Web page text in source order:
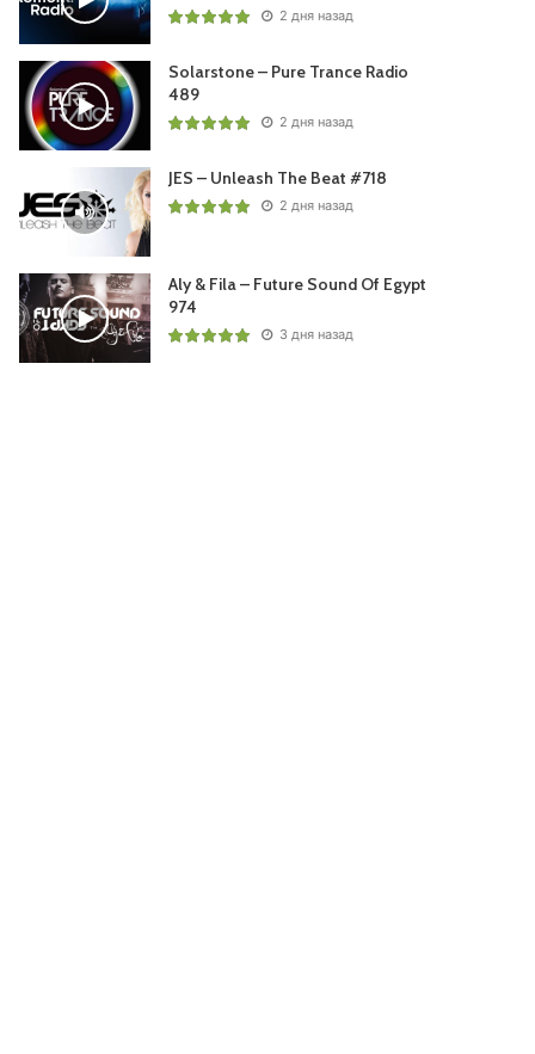
2 дня назад
Solarstone – Pure Trance Radio
489
2 дня назад
JES – Unleash The Beat #718
2 дня назад
Aly & Fila – Future Sound Of Egypt
974
3 дня назад